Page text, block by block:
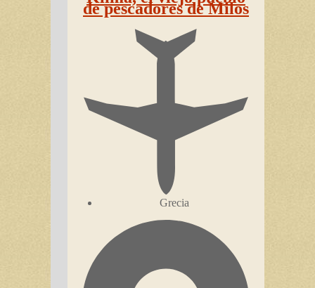
de pescadores de Milos
Grecia